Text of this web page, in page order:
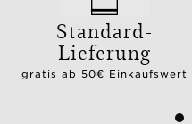
Standard-
Lieferung
gratis ab 50€ Einkaufswert